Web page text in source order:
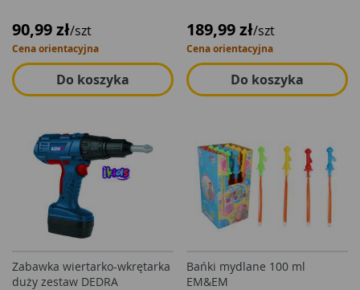
90,99 zł/szt
Cena orientacyjna
Do koszyka
189,99 zł/szt
Cena orientacyjna
Do koszyka
Zabawka wiertarko-wkrętarka
duży zestaw DEDRA
Bańki mydlane 100 ml
EM&EM